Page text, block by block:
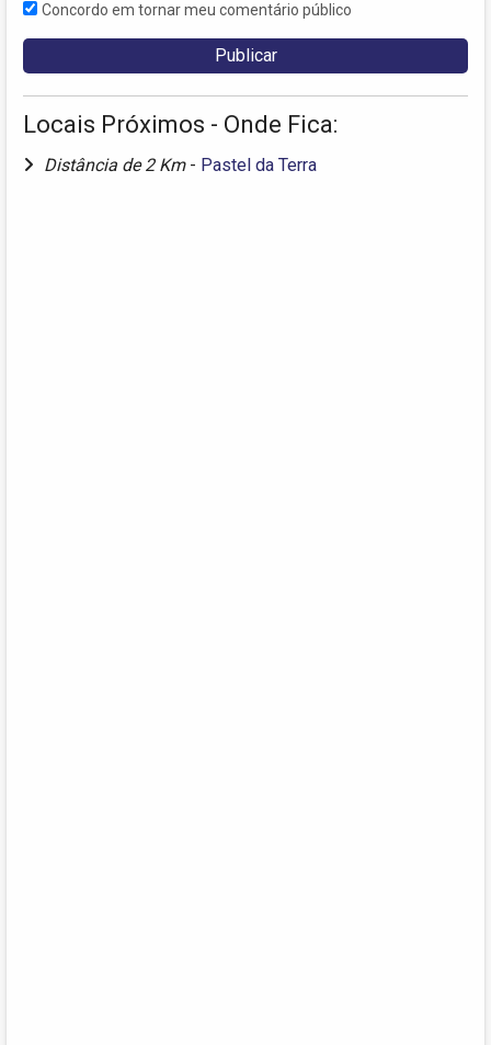
Concordo em tornar meu comentário público
Locais Próximos - Onde Fica:
Distância de 2 Km - Pastel da Terra